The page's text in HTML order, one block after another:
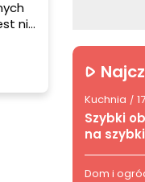
nie
Kuchnia /
Szybki
na
Dom i